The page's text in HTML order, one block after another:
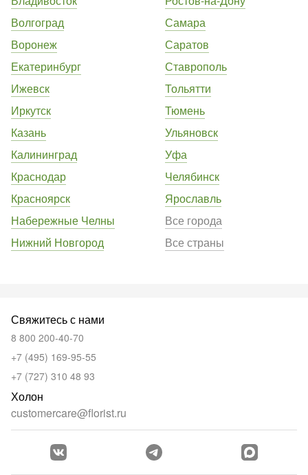
Волгоград
Воронеж
Екатеринбург
Ижевск
Иркутск
Казань
Калининград
Краснодар
Красноярск
Набережные Челны
Нижний Новгород
Самара
Саратов
Ставрополь
Тольятти
Тюмень
Ульяновск
Уфа
Челябинск
Ярославль
Все города
Все страны
Свяжитесь с нами
8 800 200-40-70
+7 (495) 169-95-55
+7 (727) 310 48 93
Холон
customercare@florist.ru